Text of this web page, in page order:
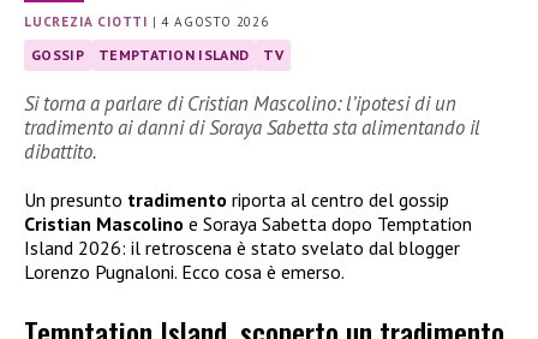
LUCREZIA CIOTTI |4 AGOSTO 2026
GOSSIP TEMPTATION ISLAND TV
Si torna a parlare di Cristian Mascolino: l’ipotesi di un
tradimento ai danni di Soraya Sabetta sta alimentando il
dibattito.
Un presunto tradimento riporta al centro del gossip
Cristian Mascolino e Soraya Sabetta dopo Temptation
Island 2026: il retroscena è stato svelato dal blogger
Lorenzo Pugnaloni. Ecco cosa è emerso.